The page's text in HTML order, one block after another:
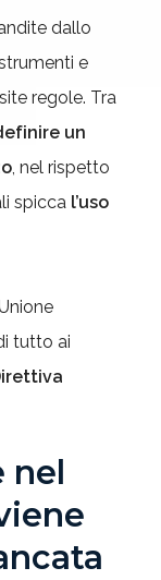
dallo
e
regole. Tra
un
, nel rispetto
spicca l’uso
tutto ai
nel